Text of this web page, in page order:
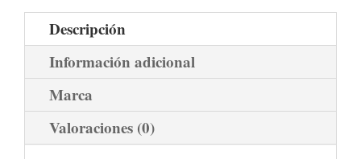
Descripción
Información adicional
Marca
Valoraciones (0)